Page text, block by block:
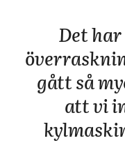
Det
gått så
att vi